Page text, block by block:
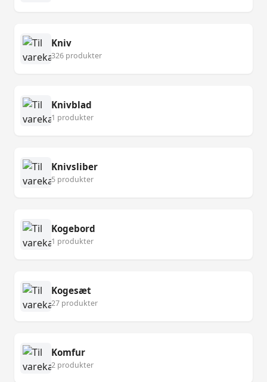
Kniv
326 produkter
Knivblad
1 produkter
Knivsliber
5 produkter
Kogebord
1 produkter
Kogesæt
27 produkter
Komfur
2 produkter